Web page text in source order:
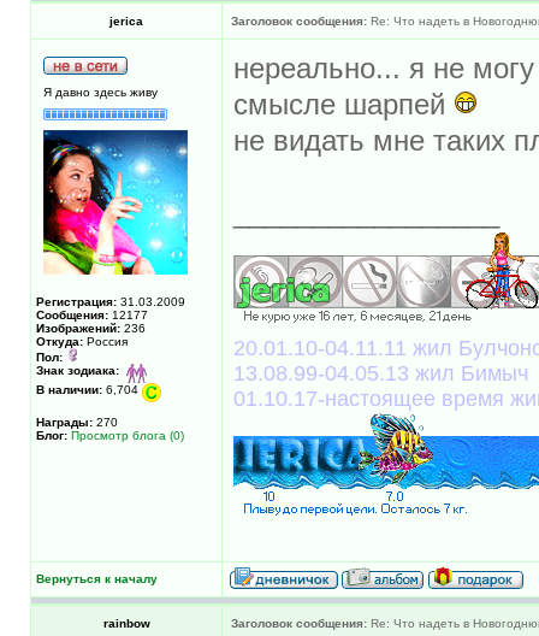
jerica Заголовок сообщения: Re: Что надеть в
Я давно здесь живу
Регистрация: 31.03.2009
Сообщения: 12177
Изображений: 236
Откуда: Россия
Пол:
Знак зодиака:
В наличии: 6,704
Награды: 270
Блог: Просмотр блога (0)
нереально... я не
смысле шарпей
не видать мне таких
20.01.10-04.11.11 жил
13.08.99-04.05.13 жил Бимыч
01.10.17-настоящее время
Вернуться к началу
rainbow Заголовок сообщения: Re: Что надеть в